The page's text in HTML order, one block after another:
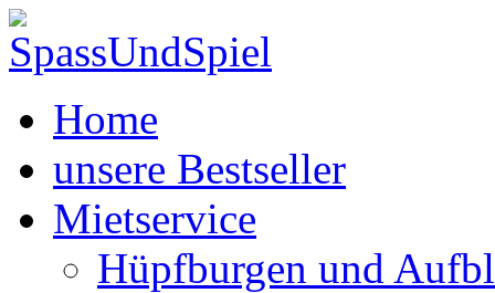
Home
unsere Bestseller
Mietservice
Hüpfburgen und